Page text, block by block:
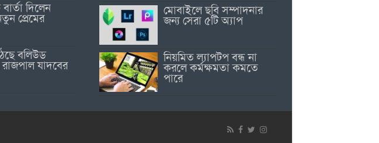
দিলেন
প্রেমের
বলিউড
যাদবের
মোবাইলে ছবি সম্পাদনার
জন্য সেরা ৫টি অ্যাপ
নিয়মিত ল্যাপটপ বন্ধ না
করলে কর্মক্ষমতা কমতে
পারে